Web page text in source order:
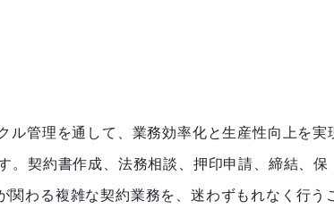
ル管理を通して、業務効率化と生産性向上を実
。契約書作成、法務相談、押印申請、締結、保
わる複雑な契約業務を、迷わずもれなく行う